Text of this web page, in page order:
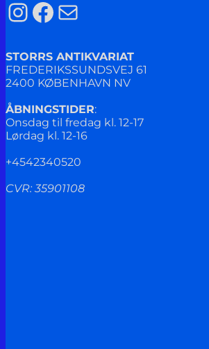
Instagram
Facebook
Mail
STORRS ANTIKVARIAT
FREDERIKSSUNDSVEJ 61
2400 KØBENHAVN NV
ÅBNINGSTIDER:
Onsdag til fredag kl. 12-17
Lørdag kl. 12-16
+4542340520
CVR: 35901108